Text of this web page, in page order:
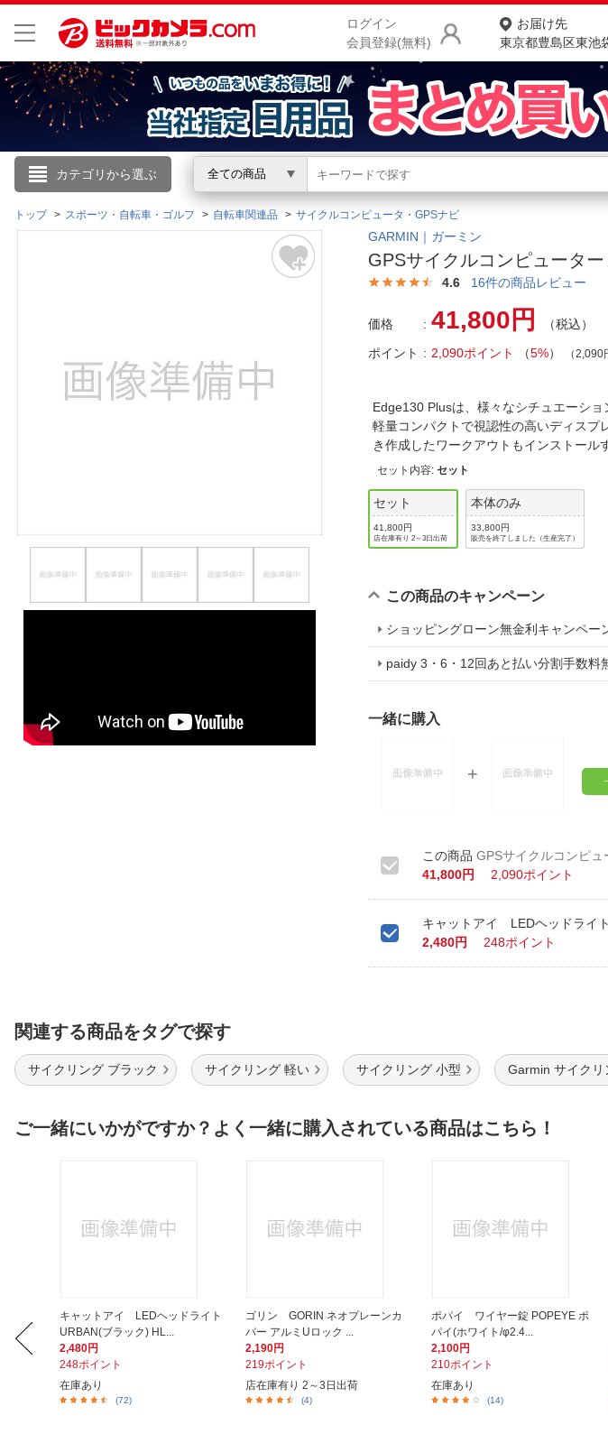
ログイン
会員登録(無料)
お届け先
東京都豊島区東池
カテゴリから選ぶ 全ての商品
こんにちは
ログイン
閲覧履歴
商品をさがす
ランキングからさがす
カテゴリ一覧からさがす
お客様サポート
よくある質問・お問合
ご利用規約
トップ スポーツ・自転車・ゴルフ 自転車関連品 サイクルコンピュータ・GPSナビ
GARMIN｜ガーミン
GPSサイクルコンピュータ
4.6 16件の商品レビュー
価格 41,800円
（税込）
ポイント
2,090ポイント （5%） （2,090
Edge130 Plusは、様々なシチュエーショ
軽量コンパクトで視認性の高いディスプ
き作成したワークアウトもインストー
セット内容:セット
セット
41,800円
店在庫有り 2～3日出荷
本体のみ
33,800円
販売を終了しました（生産完了）
この商品のキャンペーン
ショッピングローン無金利キャンペー
paidy 3・6・12回あと払い分割手数料
一緒に購入
GPSサイクルコンピ
41,800円
2,090ポイント
キャットアイ LEDヘッドライ
2,480円
248ポイント
関連する商品をタグで探す
サイクリング ブラック サイクリング 軽い サイクリング 小型 Garmin サイクリ
ご一緒にいかがですか？よく一緒に購入されている商品はこちら！
キャットアイ LEDヘッドライト
URBAN(ブラック) HL...
2,480円
248ポイント
在庫あり
(72)
ゴリン GORIN ネオプレーンカ
バー アルミUロック ...
2,190円
219ポイント
店在庫有り 2～3日出荷
(4)
ポパイ ワイヤー錠 POPEYE ポ
パイ(ホワイト/φ2.4...
2,100円
210ポイント
在庫あり
(14)